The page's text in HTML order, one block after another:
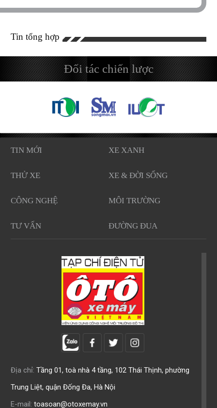
Tin tổng hợp
Đối tác chiến lược
TIN MỚI XE XANH
THỬ XE XE & ĐỜI SỐNG
CÔNG NGHỆ MÔI TRƯỜNG
TƯ VẤN ĐƯỜNG ĐUA
Địa chỉ: Tầng 01, toà nhà 4 tầng, 102 Thái Thịnh, phường
Trung Liệt, quận Đống Đa, Hà Nội
E-mail: toasoan@otoxemay.vn